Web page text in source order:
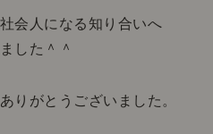
会人になる知り合いへ
した＾＾
りがとうございました。